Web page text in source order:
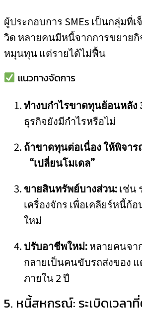
ผู้ประกอบการ SMEs เป็นกลุ่มที่
วิด หลายคนมีหนี้จากการขยายกิ
หมุนทุน แต่รายได้ไม่ฟื้น
แนวทางจัดการ
ทำงบกำไรขาดทุนย้อนหลัง
ธุรกิจยังมีกำไรหรือไม่
ถ้าขาดทุนต่อเนื่อง ให้พิจ
“เปลี่ยนโมเดล”
ขายสินทรัพย์บางส่วน:เช่น
เครื่องจักร เพื่อเคลียร์หนี้ก้
ใหม่
ปรับอาชีพใหม่:หลายคนจา
กลายเป็นคนขับรถส่งของ
ภายใน 2 ปี
5. หนี้สหกรณ์: ระเบิดเวลา